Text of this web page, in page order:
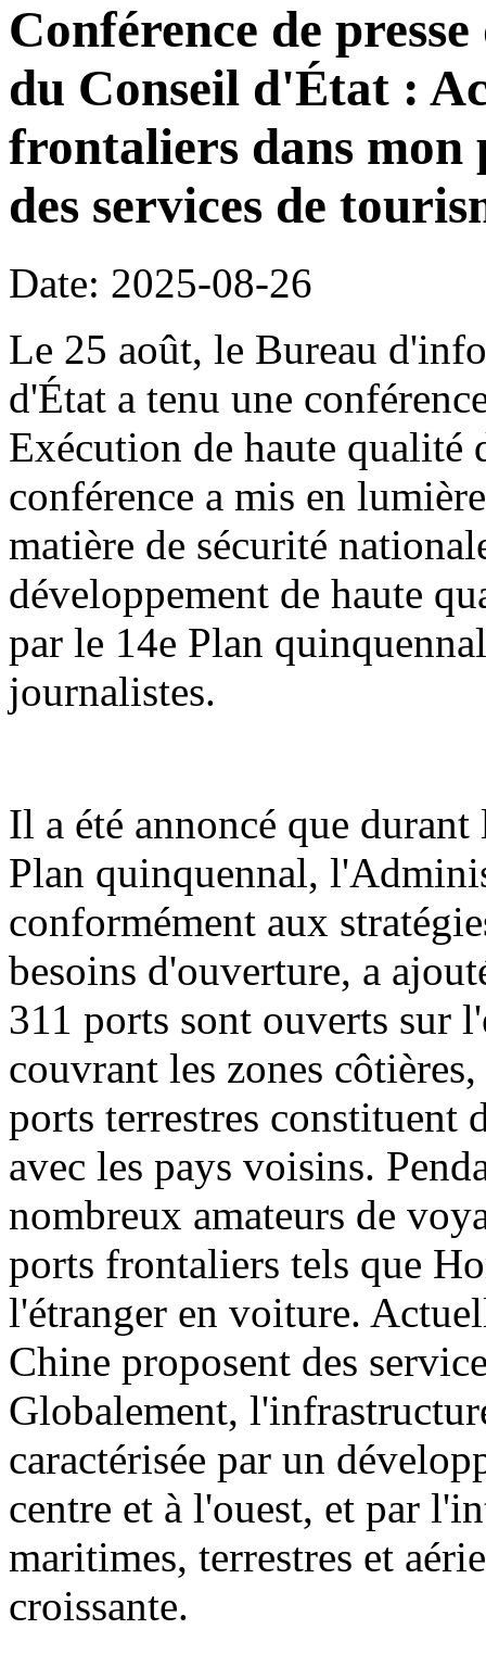
Conférence de
du Conseil d'État :
frontaliers dans
des services de
Date: 2025-08-26
Le 25 août, le Bureau
d'État a tenu une
Exécution de haute qualité
conférence a mis en
matière de sécurité
développement de haute
par le 14e Plan
journalistes.
Il a été annoncé que
Plan quinquennal,
conformément aux
besoins d'ouverture, a
311 ports sont ouverts sur
couvrant les zones
ports terrestres constituent
avec les pays voisins.
nombreux amateurs de
ports frontaliers tels que
l'étranger en voiture.
Chine proposent des
Globalement,
caractérisée par un
centre et à l'ouest, et par
maritimes, terrestres et
croissante.